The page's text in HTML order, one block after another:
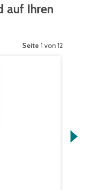
auf Ihren
Seite 1 von 12